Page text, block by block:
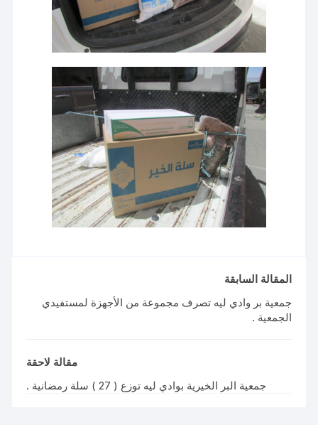
المقالة السابقة
جمعية بر وادي ليه تصرف مجموعة من الأجهزة لمستفيدي
الجمعية .
مقالة لاحقة
جمعية البر الخيرية بوادي ليه توزع ( 27 ) سلة رمضانية .